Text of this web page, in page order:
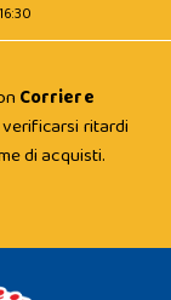
Corriere
ritardi
di acquisti.